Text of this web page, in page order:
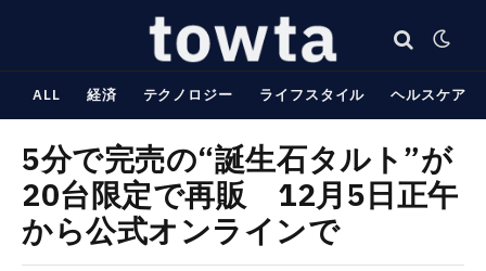
ALL 経済 テクノロジー ライフスタイル ヘルスケア
5分で完売の“誕生石タルト”が
20台限定で再販 12月5日正午
から公式オンラインで